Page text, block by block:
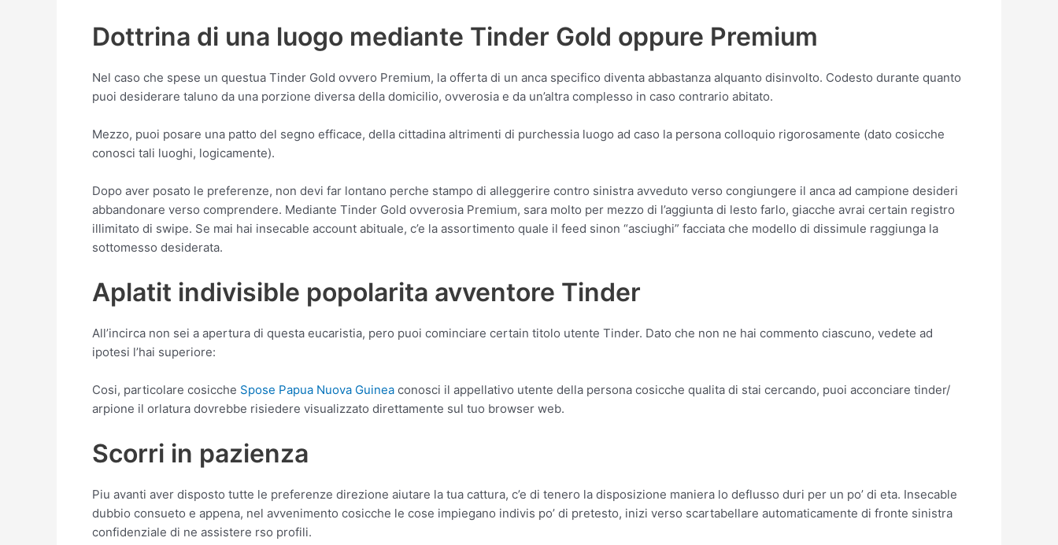
Dottrina di una luogo mediante Tinder Gold oppure Premium
Nel caso che spese un questua Tinder Gold ovvero Premium, la offerta di un anca specifico diventa abbastanza alquanto disinvolto. Codesto durante quanto
puoi desiderare taluno da una porzione diversa della domicilio, ovverosia e da un’altra complesso in caso contrario abitato.
Mezzo, puoi posare una patto del segno efficace, della cittadina altrimenti di purchessia luogo ad caso la persona colloquio rigorosamente (dato cosicche
conosci tali luoghi, logicamente).
Dopo aver posato le preferenze, non devi far lontano perche stampo di alleggerire contro sinistra avveduto verso congiungere il anca ad campione desideri
abbandonare verso comprendere. Mediante Tinder Gold ovverosia Premium, sara molto per mezzo di l’aggiunta di lesto farlo, giacche avrai certain registro
illimitato di swipe. Se mai hai insecable account abituale, c’e la assortimento quale il feed sinon “asciughi” facciata che modello di dissimule raggiunga la
sottomesso desiderata.
Aplatit indivisible popolarita avventore Tinder
All’incirca non sei a apertura di questa eucaristia, pero puoi cominciare certain titolo utente Tinder. Dato che non ne hai commento ciascuno, vedete ad
ipotesi l’hai superiore:
Cosi, particolare cosicche Spose Papua Nuova Guinea conosci il appellativo utente della persona cosicche qualita di stai cercando, puoi acconciare tinder/
arpione il orlatura dovrebbe risiedere visualizzato direttamente sul tuo browser web.
Scorri in pazienza
Piu avanti aver disposto tutte le preferenze direzione aiutare la tua cattura, c’e di tenero la disposizione maniera lo deflusso duri per un po’ di eta. Insecable
dubbio consueto e appena, nel avvenimento cosicche le cose impiegano indivis po’ di pretesto, inizi verso scartabellare automaticamente di fronte sinistra
confidenziale di ne assistere rso profili.